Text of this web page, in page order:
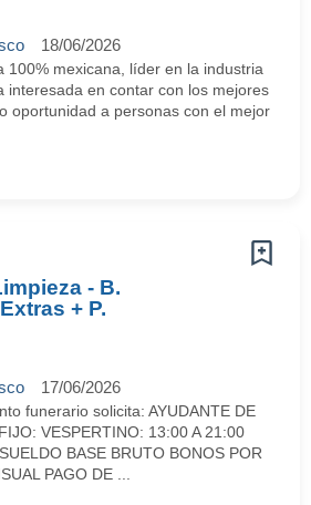
18/06/2026
100% mexicana, líder en la industria
interesada en contar con los mejores
oportunidad a personas con el mejor
- B.
+ P.
17/06/2026
funerario solicita: AYUDANTE DE
VESPERTINO: 13:00 A 21:00
BASE BRUTO BONOS POR
PAGO DE ...